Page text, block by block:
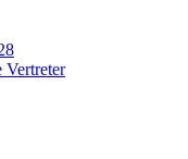
Vertreter